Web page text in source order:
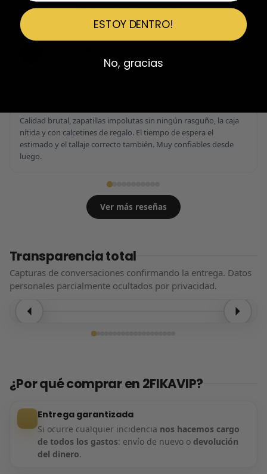
Ver 3 reseñas más de Javier
Reseña en Trustpilot
Calidad brutal, zapatillas impolutas sin ningún rasguño, la caja
nítida y con calcetines de regalo. El tiempo de espera el
estimado y el tallaje correcto también. Muy confiables desde
luego.
Ver más reseñas
Transparencia total
Capturas de conversaciones confirmando la entrega. Datos
personales parcialmente ocultados por privacidad.
¿Por qué comprar en 2FIKAVIP?
Entrega garantizada
Si ocurre cualquier incidencia nos hacemos cargo
de todos los gastos: envío de nuevo o devolución
del dinero.
ESTOY DENTRO!
No, gracias